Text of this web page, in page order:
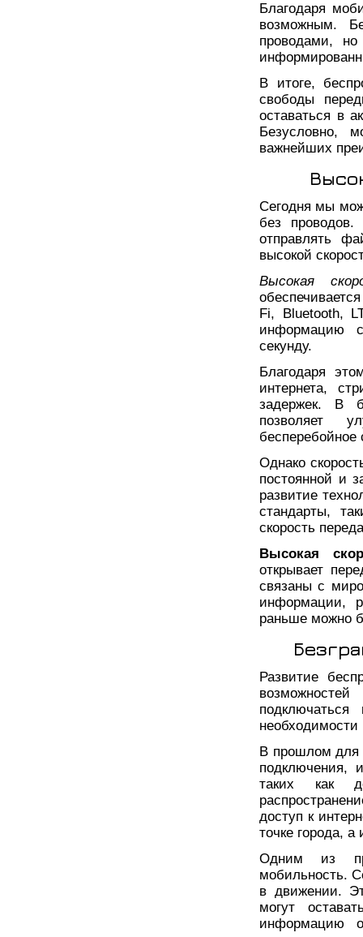
Благодаря
возможным.
проводами,
В итоге,
свободы
оставаться в
Безусловно,
важнейших
Сегодня мы
без
отправлять
высокой
Высокая
Fi, Bluetooth,
информацию
секунду.
Благодаря
интернета,
задержек. В
позволяет
Однако
постоянной и
развитие
стандарты,
скорость
Высокая
открывает
связаны с
информации,
раньше можно
Развитие
необходимости
В прошлом для
подключения,
таких как
доступ к
точке города, а
Одним из
мобильность.
в движении.
могут
информацию о